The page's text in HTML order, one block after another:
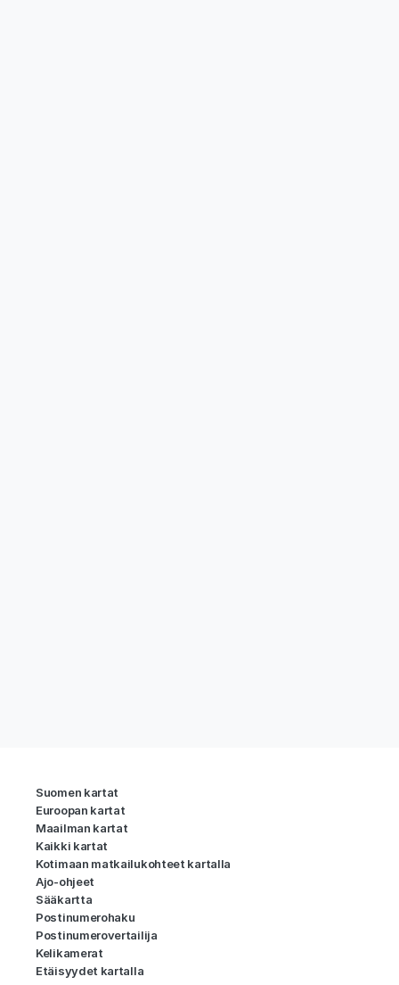
Suomen kartat
Euroopan kartat
Maailman kartat
Kaikki kartat
Kotimaan matkailukohteet kartalla
Ajo-ohjeet
Sääkartta
Postinumerohaku
Postinumerovertailija
Kelikamerat
Etäisyydet kartalla